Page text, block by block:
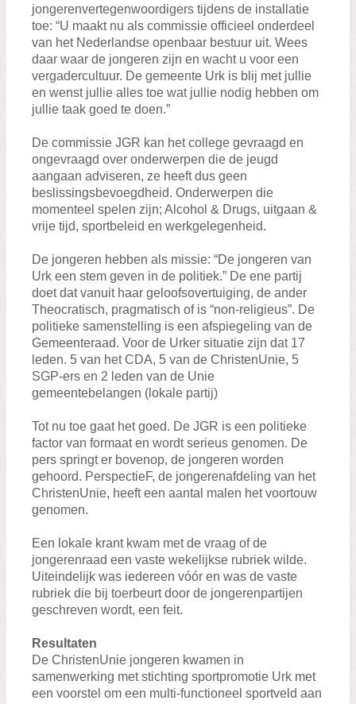
jongerenvertegenwoordigers tijdens de installatie
toe: “U maakt nu als commissie officieel onderdeel
van het Nederlandse openbaar bestuur uit. Wees
daar waar de jongeren zijn en wacht u voor een
vergadercultuur. De gemeente Urk is blij met jullie
en wenst jullie alles toe wat jullie nodig hebben om
jullie taak goed te doen.”
De commissie JGR kan het college gevraagd en
ongevraagd over onderwerpen die de jeugd
aangaan adviseren, ze heeft dus geen
beslissingsbevoegdheid. Onderwerpen die
momenteel spelen zijn; Alcohol & Drugs, uitgaan &
vrije tijd, sportbeleid en werkgelegenheid.
De jongeren hebben als missie: “De jongeren van
Urk een stem geven in de politiek.” De ene partij
doet dat vanuit haar geloofsovertuiging, de ander
Theocratisch, pragmatisch of is “non-religieus”. De
politieke samenstelling is een afspiegeling van de
Gemeenteraad. Voor de Urker situatie zijn dat 17
leden. 5 van het CDA, 5 van de ChristenUnie, 5
SGP-ers en 2 leden van de Unie
gemeentebelangen (lokale partij)
Tot nu toe gaat het goed. De JGR is een politieke
factor van formaat en wordt serieus genomen. De
pers springt er bovenop, de jongeren worden
gehoord. PerspectieF, de jongerenafdeling van het
ChristenUnie, heeft een aantal malen het voortouw
genomen.
Een lokale krant kwam met de vraag of de
jongerenraad een vaste wekelijkse rubriek wilde.
Uiteindelijk was iedereen vóór en was de vaste
rubriek die bij toerbeurt door de jongerenpartijen
geschreven wordt, een feit.
Resultaten
De ChristenUnie jongeren kwamen in
samenwerking met stichting sportpromotie Urk met
een voorstel om een multi-functioneel sportveld aan